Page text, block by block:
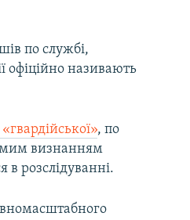
по службі,
офіційно називають
, по
визнанням
в розслідуванні.